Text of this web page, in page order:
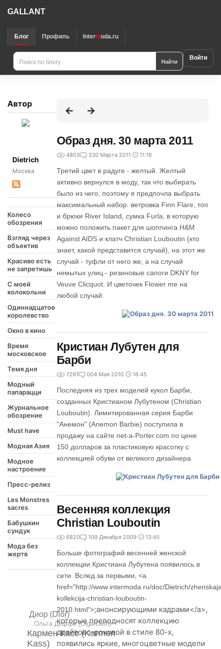
GALLANT
Блог Профиль InterModa.ru
Найти Войти
Автор
Dietrich
Москва
Колесо
обозрения
Взгляд через
объектив
Красиво есть
не запретишь
С моей
колокольни
Одиннадцатое
королевство
Окно в кино
Время
московское
Темя дня
Модный
папарацци
Журнальное
обозрение
Must have
Модная Азия
Модное
настроение
Пресс-релиз
Les Monstres
sacres
Бабушкин
сундук
Мода без
жертв
Кармен Касс (Karmen
Kass)
Диор (Dior)
Ольга Деффи (Olga Deffi)
Образ дня. 30 марта 2011
4803 330 Марта 2011 11:16
Третий цвет в радуге - желтый. Желтый
активно вернулся в моду, так что выбирать
было из чего, поэтому я предпочла выбрать
максимальный набор: ветровка Finn Flare, топ
и брюки River Island, сумка Furla, в которую
можно положить пакет для шоппинга H&M
Against AIDS и клатч Christian Louboutin (кто
знает, какой представится случай), на этот же
случай - туфли от него же, а на случай
немытых улиц - резиновые сапоги DKNY for
Veuve Clicquot. И цветочек Flower me на
любой случай.
Кристиан Лубутен для
Барби
7291 004 Мая 2010 16:45
Последняя из трех моделей кукол Барби,
созданных Кристианом Лубутеном (Christian
Louboutin). Лимитированная серия Барби
"Анемон" (Anemon Barbie) поступила в
продажу на сайте net-a-Porter.com по цене
150 долларов за пластиковую красотку с
коллекцией обуви от великого дизайнера.
Весенняя коллекция
Christian Louboutin
6820 109 Декабря 2009 13:45
Больше фотографий весенней женской
коллекции Кристиана Лубутена появилось в
сети. Вслед за первыми, <a
href="http://www.intermoda.ru/doc/Dietrich/
kollekcija-christian-louboutin-
2010.html">;анонсирующими кадрами</a>,
которые преподносят коллекцию
драйвово-роковой в стиле 80-х,
появились яркие, многоцветные модели